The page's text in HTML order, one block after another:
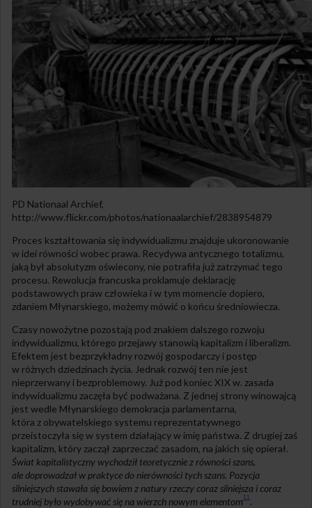
PD Nationaal Archief,
http://www.flickr.com/photos/nationaalarchief/2838954879
Proces kształtowania się indywidualizmu znajduje ukoronowanie
w idei równości wobec prawa. Recydywa antycznego totalizmu,
jaką był absolutyzm oświecony, nie potrafiła już zatrzymać tego
procesu. Rewolucja francuska proklamuje deklarację
podstawowych praw człowieka i w tym momencie dopiero,
zdaniem Młynarskiego, możemy mówić o końcu średniowiecza.
Czasy nowożytne pozostają pod znakiem dalszego rozwoju
indywidualizmu, którego przejawy stanowią kapitalizm i liberalizm.
Efektem jest bezprzykładny rozwój gospodarczy i postęp
w różnych dziedzinach życia. Jednak rozwój ten nie jest
nieprzerwany i bezproblemowy. Już pod koniec XIX w. zasada
indywidualizmu zaczęła być podważana. Z jednej strony winowajcą
jest wedle Młynarskiego demokracja parlamentarna,
która z obywatelskiego systemu reprezentatywnego
przeistoczyła się w system działający w imię państwa. Z drugiej zaś
kapitalizm, który zaczął zaprzeczać zasadom, na jakich się opierał.
Świat kapitalistyczny wychodził teoretycznie z równości szans,
ale doprowadzał w praktyce do nierówności tych szans. Pozycja
silniejszych stawała się bowiem z natury rzeczy coraz silniejsza i coraz
trudniej było wydobywać się na wierzch nowym elementom 11 .